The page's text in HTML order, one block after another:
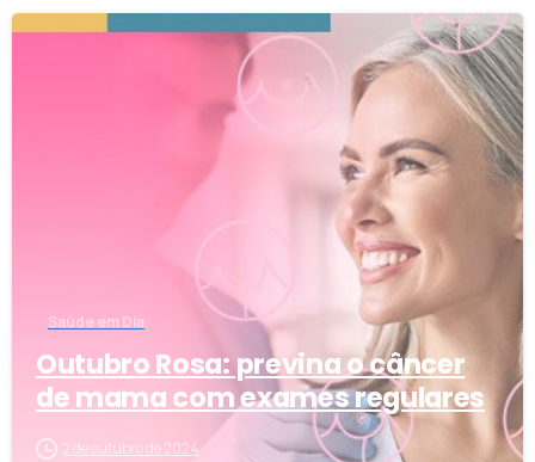
2
Saúde em Dia
Outubro Rosa: previna o câncer
de mama com exames regulares
2 de outubro de 2024